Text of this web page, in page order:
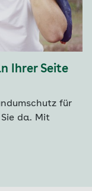
Ihrer Seite
für
da. Mit